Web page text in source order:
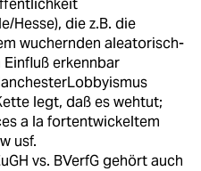
Hesse), die z.B. die
wuchernden aleatorisch-
erkennbar
legt, daß es wehtut;
a la fortentwickeltem
usf.
vs. BVerfG gehört auch